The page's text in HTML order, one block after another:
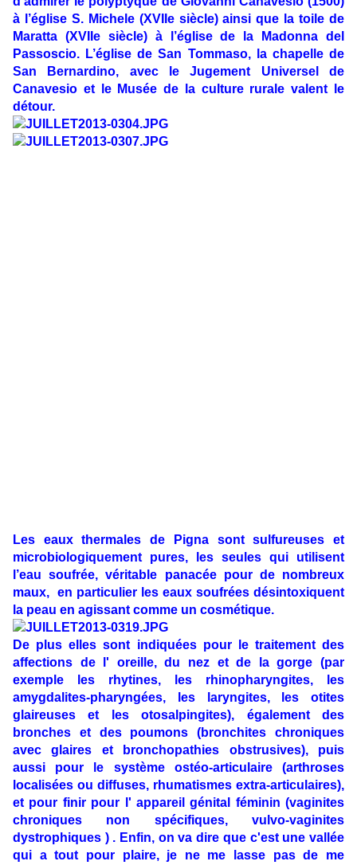
à l’église S. Michele (XVIIe siècle) ainsi que la toile de
Maratta (XVIIe siècle) à l’église de la Madonna del
Passoscio. L’église de San Tommaso, la chapelle de
San Bernardino, avec le Jugement Universel de
Canavesio et le Musée de la culture rurale valent le
détour.
Les eaux thermales de Pigna sont sulfureuses et
microbiologiquement pures, les seules qui utilisent
l’eau soufrée, véritable panacée pour de nombreux
maux, en particulier les eaux soufrées désintoxiquent
la peau en agissant comme un cosmétique.
De plus elles sont indiquées pour le traitement des
affections de l' oreille, du nez et de la gorge (par
exemple les rhytines, les rhinopharyngites, les
amygdalites-pharyngées, les laryngites, les otites
glaireuses et les otosalpingites), également des
bronches et des poumons (bronchites chroniques
avec glaires et bronchopathies obstrusives), puis
aussi pour le système ostéo-articulaire (arthroses
localisées ou diffuses, rhumatismes extra-articulaires),
et pour finir pour l' appareil génital féminin (vaginites
chroniques non spécifiques, vulvo-vaginites
dystrophiques ) . Enfin, on va dire que c'est une vallée
qui a tout pour plaire, je ne me lasse pas de me